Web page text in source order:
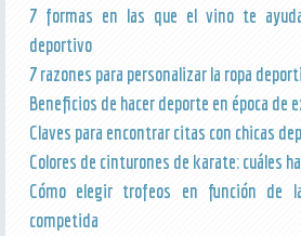
7 formas en las que el vino te
deportivo
7 razones para personalizar la ropa
Beneficios de hacer deporte en época de
Claves para encontrar citas con chicas
Colores de cinturones de karate: cuáles
Cómo elegir trofeos en función de
competida